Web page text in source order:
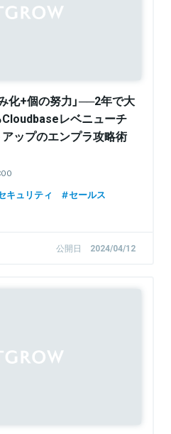
化+個の努力」──2年で大
レベニューチ
ップのエンプラ攻略術
キュリティ
セールス
公開日 2024/04/12